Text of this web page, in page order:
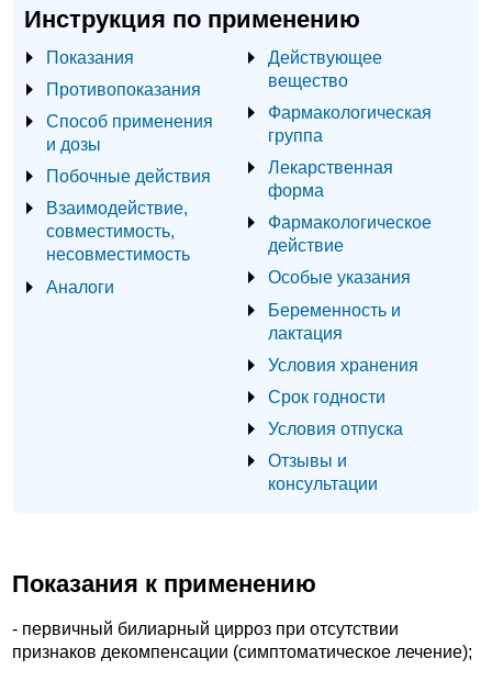
Инструкция по применению
Показания
Противопоказания
Способ применения
и дозы
Побочные действия
Взаимодействие,
совместимость,
несовместимость
Аналоги
Действующее
вещество
Фармакологическая
группа
Лекарственная
форма
Фармакологическое
действие
Особые указания
Беременность и
лактация
Условия хранения
Срок годности
Условия отпуска
Отзывы и
консультации
Показания к применению
- первичный билиарный цирроз при отсутствии
признаков декомпенсации (симптоматическое лечение);